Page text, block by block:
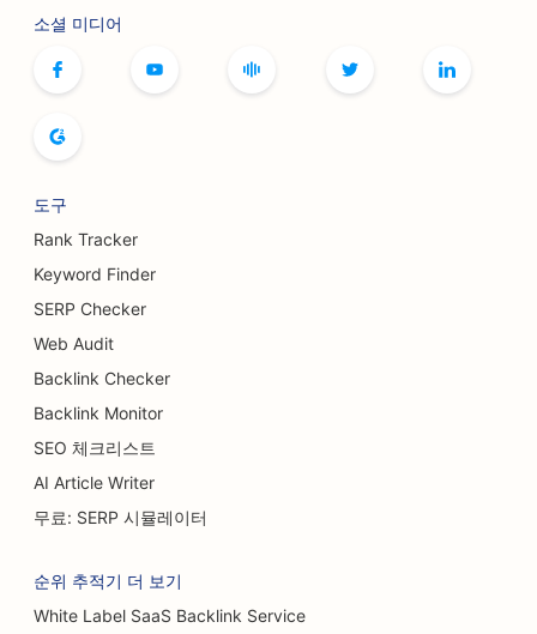
빵집용 SEO
뷔페 레스토랑을 위한 SEO
버거 트럭을 위한 SEO
화상 외과의를 위한 SEO
카페용 SEO
케이크 가게를 위한 SEO
캐주얼 다이닝 레스토랑을 위한 SEO
카펫 및 바닥재 매장을 위한 SEO
세차장용 SEO
소셜 미디어
도구
Rank Tracker
Keyword Finder
SERP Checker
Web Audit
Backlink Checker
Backlink Monitor
SEO 체크리스트
AI Article Writer
무료: SERP 시뮬레이터
순위 추적기 더 보기
White Label SaaS Backlink Service